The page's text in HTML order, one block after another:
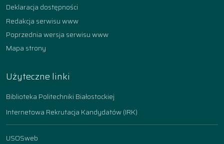
Deklaracja dostępności
Redakcja serwisu www
Poprzednia wersja serwisu www
Mapa strony
Użyteczne linki
Biblioteka Politechniki Białostockiej
Internetowa Rekrutacja Kandydatów (IRK)
USOSweb